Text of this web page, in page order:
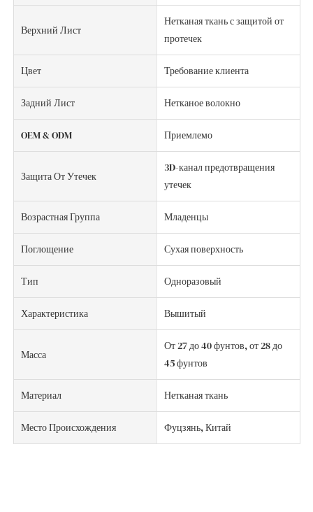
Верхний Лист
Нетканая ткань с защитой от
протечек
Цвет Требование клиента
Задний Лист Нетканое волокно
OEM & ODM Приемлемо
Защита От Утечек
3D-канал предотвращения
утечек
Возрастная Группа Младенцы
Поглощение Сухая поверхность
Тип Одноразовый
Характеристика Вышитый
Масса
От 27 до 40 фунтов, от 28 до
45 фунтов
Материал Нетканая ткань
Место Происхождения Фуцзянь, Китай